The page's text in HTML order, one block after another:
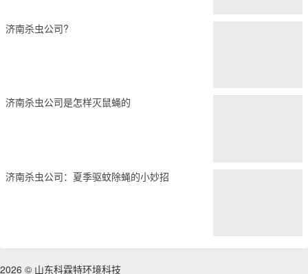
济南杀虫公司?
济南杀虫公司是怎样灭鼠蝇的
济南杀虫公司：夏季驱蚊除蝇的小妙招
2026 © 山东科霖特环境科技